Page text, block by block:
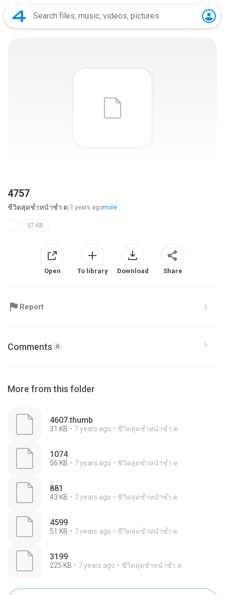
4757
ชีวิตสุดช้ำหนำซ้ำ ต.7 years agomore...
37 KB
Open To library Download Share
Report
Comments 0
More from this folder
4607.thumb
31 KB 7 years ago ชีวิตสุดช้ำหนำซ้ำ ต.
1074
56 KB 7 years ago ชีวิตสุดช้ำหนำซ้ำ ต.
881
43 KB 7 years ago ชีวิตสุดช้ำหนำซ้ำ ต.
4599
51 KB 7 years ago ชีวิตสุดช้ำหนำซ้ำ ต.
3199
225 KB 7 years ago ชีวิตสุดช้ำหนำซ้ำ ต.